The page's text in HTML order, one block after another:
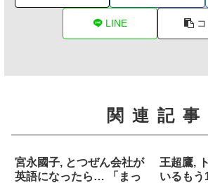
LINE
関連記事
宮永國子, とつぜん会社が
英語になったら… 「まっ
王超鷹,
いるもう